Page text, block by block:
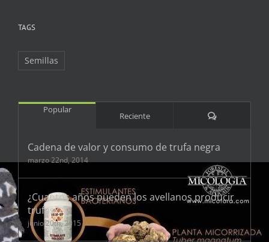
TAGS
Semillas
Popular
Reciente Comentarios
Cadena de valor y consumo de trufa negra
marzo 22nd, 2014
¿Cuantos años pueden los avellanos producir
trufas?
junio 20th, 2015